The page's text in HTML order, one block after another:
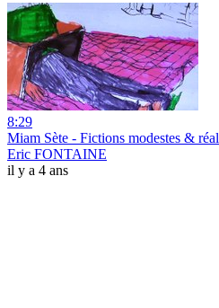
8:29
Miam Sète - Fictions modestes &
Eric FONTAINE
il y a 4 ans